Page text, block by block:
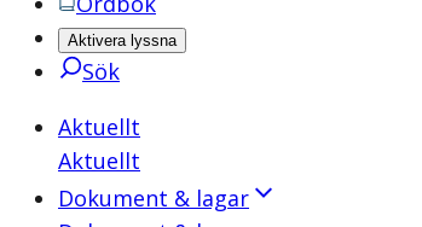
Aktivera lyssna
Sök
Aktuellt
Aktuellt
Dokument & lagar